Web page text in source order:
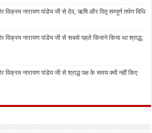
विक्रम नारायण पांडेय जी से देव, ऋषि और पितृ सम्पूर्ण तर्पण विधि
विक्रम नारायण पांडेय जी से सबसे पहले किसने किया था श्राद्ध,
विक्रम नारायण पांडेय जी से श्राद्ध पक्ष के समय क्यों नहीं किए